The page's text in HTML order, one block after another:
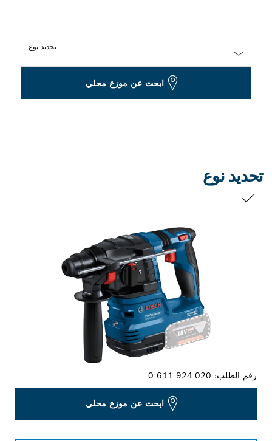
تحديد نوع
ابحث عن موزع محلي
تحديد نوع
رقم الطلب:0 611 924 020
ابحث عن موزع محلي